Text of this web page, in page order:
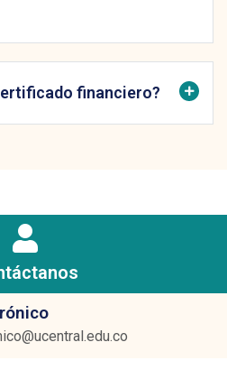
financiero?